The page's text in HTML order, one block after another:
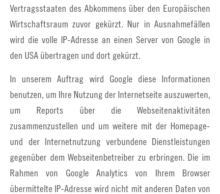
Vertragsstaaten des Abkommens über den Europäischen
Wirtschaftsraum zuvor gekürzt. Nur in Ausnahmefällen
wird die volle IP-Adresse an einen Server von Google in
den USA übertragen und dort gekürzt.
In unserem Auftrag wird Google diese Informationen
benutzen, um Ihre Nutzung der Internetseite auszuwerten,
um Reports über die Webseitenaktivitäten
zusammenzustellen und um weitere mit der Homepage-
und der Internetnutzung verbundene Dienstleistungen
gegenüber dem Webseitenbetreiber zu erbringen. Die im
Rahmen von Google Analytics von Ihrem Browser
übermittelte IP-Adresse wird nicht mit anderen Daten von